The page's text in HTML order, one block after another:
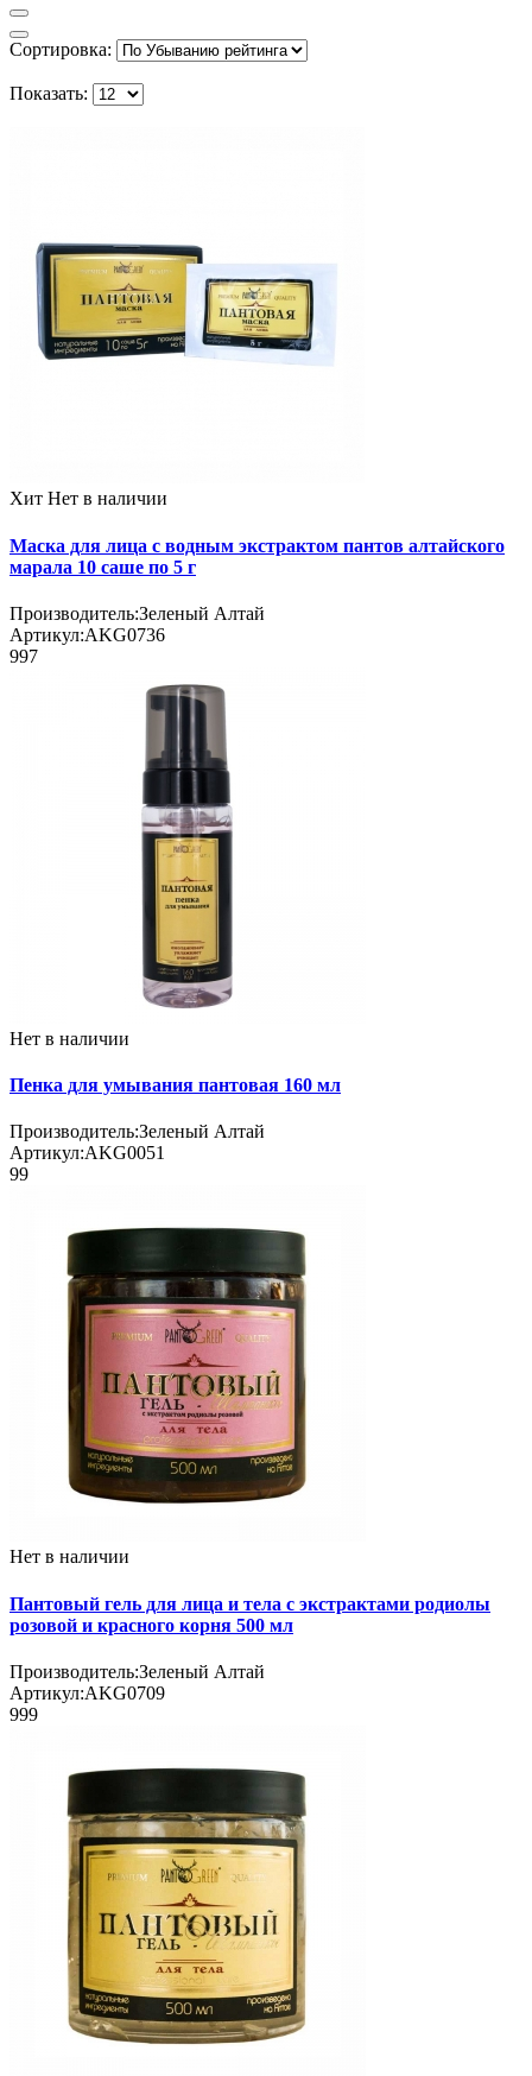
Сортировка:
Показать:
Хит Нет в наличии
Маска для лица с водным экстрактом пантов алтайского
марала 10 саше по 5 г
Производитель:Зеленый Алтай
Артикул:AKG0736
997
Нет в наличии
Пенка для умывания пантовая 160 мл
Производитель:Зеленый Алтай
Артикул:AKG0051
99
Нет в наличии
Пантовый гель для лица и тела с экстрактами родиолы
розовой и красного корня 500 мл
Производитель:Зеленый Алтай
Артикул:AKG0709
999